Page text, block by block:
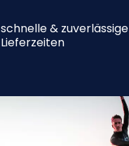
schnelle & zuverlässige
Lieferzeiten